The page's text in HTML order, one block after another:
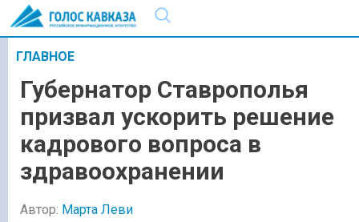
ГЛАВНОЕ
Губернатор Ставрополья
призвал ускорить решение
кадрового вопроса в
здравоохранении
Автор: Марта Леви